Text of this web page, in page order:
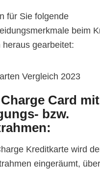
für Sie folgende
beim
heraus gearbeitet:
Card
bzw.
Kreditkarte wird
eingeräumt,